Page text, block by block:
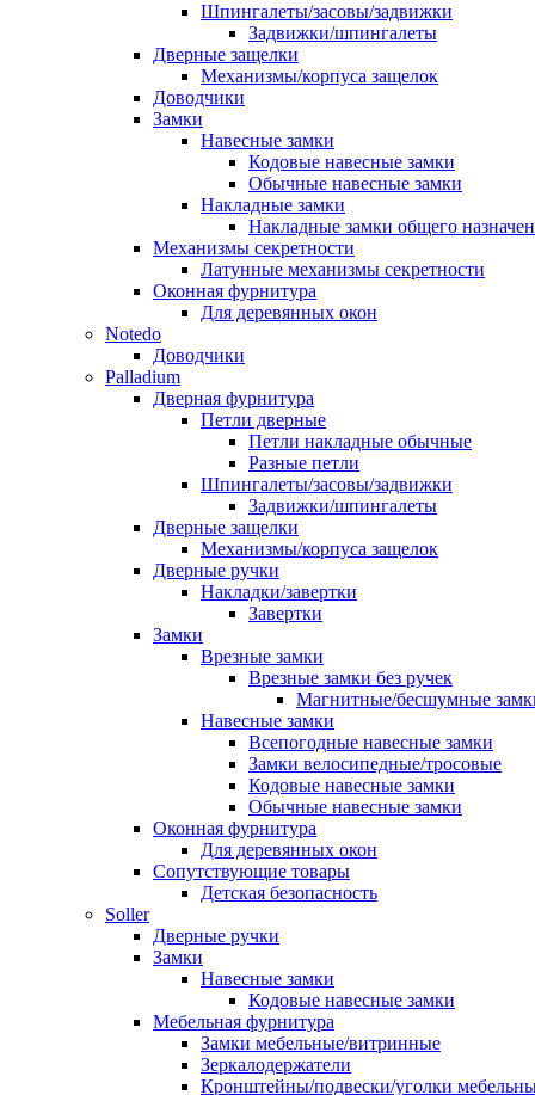
Шпингалеты/засовы/задвижки
Задвижки/шпингалеты
Дверные защелки
Механизмы/корпуса защелок
Доводчики
Замки
Навесные замки
Кодовые навесные замки
Обычные навесные замки
Накладные замки
Накладные замки общего
Механизмы секретности
Латунные механизмы секретности
Оконная фурнитура
Для деревянных окон
Notedo
Доводчики
Palladium
Дверная фурнитура
Петли дверные
Петли накладные обычные
Разные петли
Шпингалеты/засовы/задвижки
Задвижки/шпингалеты
Дверные защелки
Механизмы/корпуса защелок
Дверные ручки
Накладки/завертки
Завертки
Замки
Врезные замки
Врезные замки без ручек
Магнитные/бесшумные
Навесные замки
Всепогодные навесные замки
Замки велосипедные/тросовые
Кодовые навесные замки
Обычные навесные замки
Оконная фурнитура
Для деревянных окон
Сопутствующие товары
Детская безопасность
Soller
Дверные ручки
Замки
Навесные замки
Кодовые навесные замки
Мебельная фурнитура
Замки мебельные/витринные
Зеркалодержатели
Кронштейны/подвески/уголки